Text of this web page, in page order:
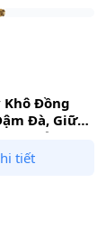
Khô Đồng
Đà, Giữ
Tiện Lợi
tiết